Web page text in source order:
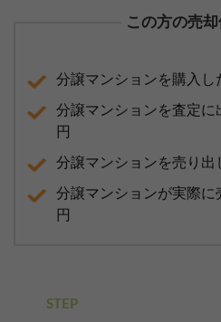
この方の売
分譲マンションを購入し
分譲マンションを査定に
円
分譲マンションを売り出
分譲マンションが実際に
円
STEP